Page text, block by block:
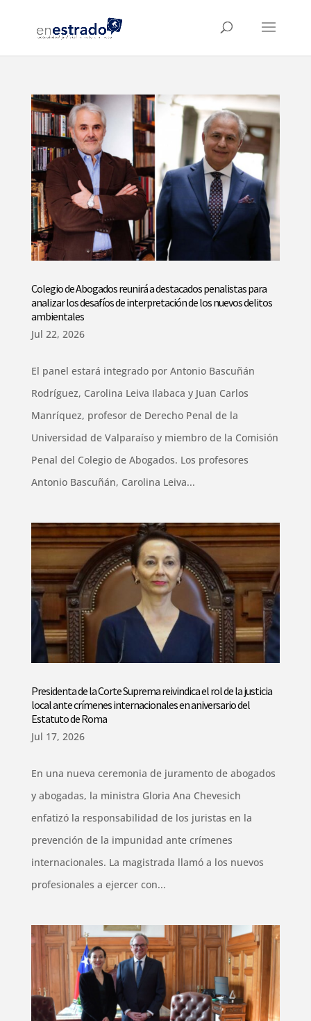
Colegio de Abogados reunirá a destacados penalistas para
analizar los desafíos de interpretación de los nuevos delitos
ambientales
Jul 22, 2026
El panel estará integrado por Antonio Bascuñán
Rodríguez, Carolina Leiva Ilabaca y Juan Carlos
Manríquez, profesor de Derecho Penal de la
Universidad de Valparaíso y miembro de la Comisión
Penal del Colegio de Abogados. Los profesores
Antonio Bascuñán, Carolina Leiva...
Presidenta de la Corte Suprema reivindica el rol de la justicia
local ante crímenes internacionales en aniversario del
Estatuto de Roma
Jul 17, 2026
En una nueva ceremonia de juramento de abogados
y abogadas, la ministra Gloria Ana Chevesich
enfatizó la responsabilidad de los juristas en la
prevención de la impunidad ante crímenes
internacionales. La magistrada llamó a los nuevos
profesionales a ejercer con...